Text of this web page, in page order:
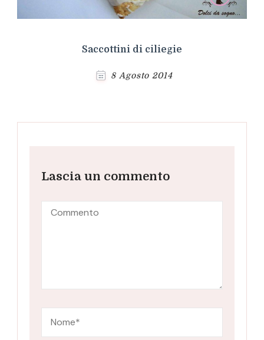
Saccottini di ciliegie
8 Agosto 2014
Lascia un commento